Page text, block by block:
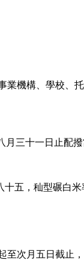
機構、學校、
三十一日止配撥
五，秈型碾白米
次月五日截止